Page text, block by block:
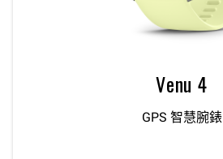
Venu 4
GPS 智慧腕錶